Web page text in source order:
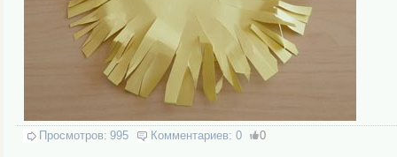
Просмотров: 995 Комментариев: 0 0